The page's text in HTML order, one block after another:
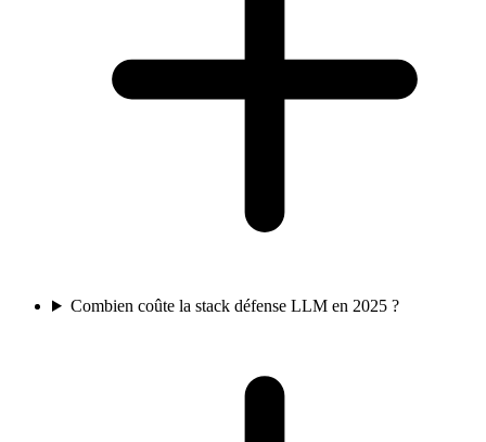
Combien coûte la stack défense LLM en 2025 ?